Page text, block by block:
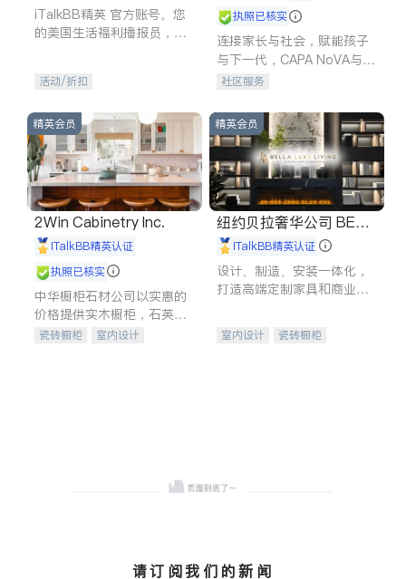
iTalkBB精英 官方账号。您
的美国生活福利播报员，精
专属福利。
活动/折扣
执照已核实
连接家长与社会，赋能孩子
与下一代，CAPA NoVA与您
携手建设包容、公平、充满
社区服务
精英会员
2Win Cabinetry Inc.
iTalkBB精英认证
执照已核实
中华橱柜石材公司以实惠的
价格提供实木橱柜，石英石
台面，多种优质不锈钢水
瓷砖橱柜
室内设计
精英会员
纽约贝拉奢华公司 BELL
A LUXE
iTalkBB精英认证
设计、制造、安装一体化，
打造高端定制家具和商业空
室内设计
瓷砖橱柜
请订阅我们的新闻